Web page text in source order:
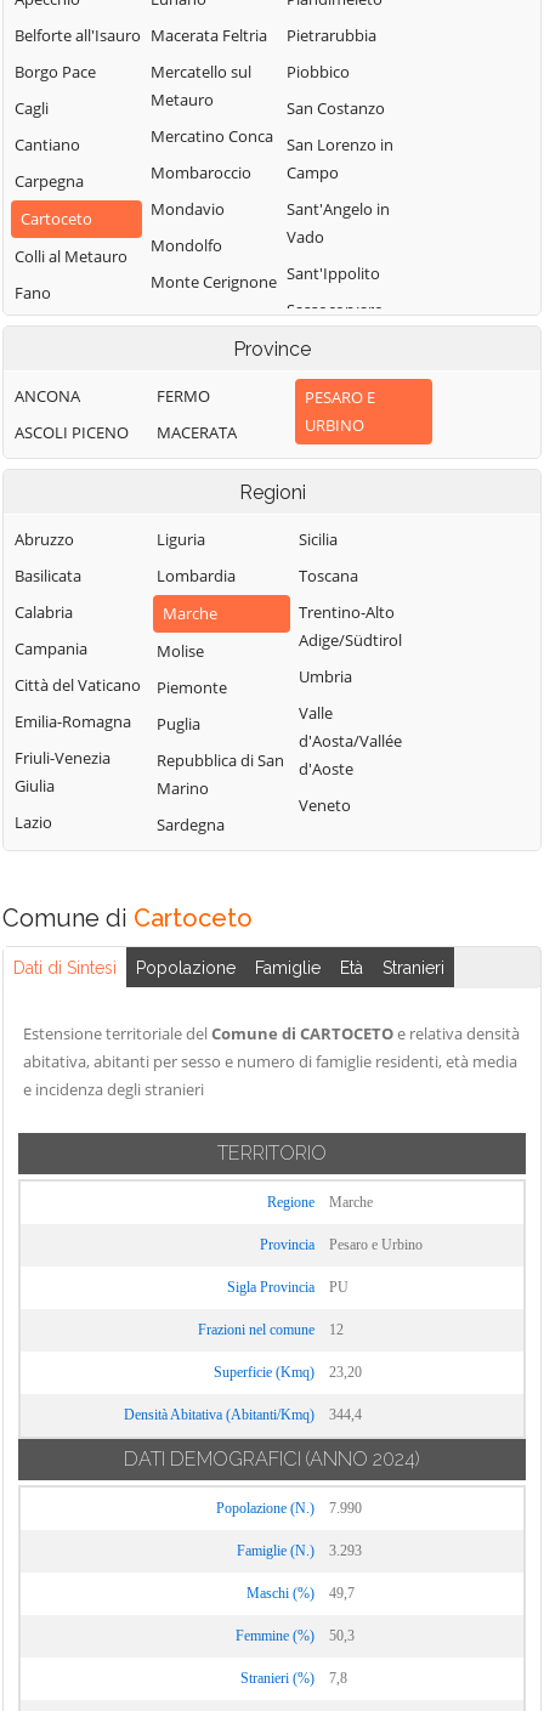
Belforte all'Isauro
Borgo Pace
Cagli
Cantiano
Carpegna
Cartoceto
Colli al Metauro
Fano
Fermignano
Fratte Rosa
Frontino
Frontone
Gradara
Macerata Feltria
Mercatello sul
Metauro
Mercatino Conca
Mombaroccio
Mondavio
Mondolfo
Monte Cerignone
Monte Grimano
Montefelcino
Peglio
Pergola
Pesaro
Pietrarubbia
Piobbico
San Costanzo
San Lorenzo in
Campo
Sant'Angelo in
Vado
Sant'Ippolito
Sassocorvaro
Serra
Sant'Abbondio
Tavoleto
Tavullia
Urbania
Urbino
Vallefoglia
Province
ANCONA
ASCOLI PICENO
FERMO
MACERATA
PESARO E
URBINO
Regioni
Abruzzo
Basilicata
Calabria
Campania
Città del Vaticano
Emilia-Romagna
Friuli-Venezia
Giulia
Lazio
Liguria
Lombardia
Marche
Molise
Piemonte
Puglia
Repubblica di San
Marino
Sardegna
Sicilia
Toscana
Trentino-Alto
Adige/Südtirol
Umbria
Valle
d'Aosta/Vallée
d'Aoste
Veneto
Comune di Cartoceto
Dati di Sintesi Popolazione Famiglie Età Stranieri
Estensione territoriale delComune di CARTOCETOe relativa densità
abitativa, abitanti per sesso e numero di famiglie residenti, età media
e incidenza degli stranieri
TERRITORIO
Regione Marche
Provincia Pesaro e Urbino
Sigla Provincia PU
Frazioni nel comune 12
Superficie (Kmq) 23,20
Densità Abitativa (Abitanti/Kmq) 344,4
DATI DEMOGRAFICI (ANNO 2024)
Popolazione (N.) 7.990
Famiglie (N.) 3.293
Maschi (%) 49,7
Femmine (%) 50,3
Stranieri (%) 7,8